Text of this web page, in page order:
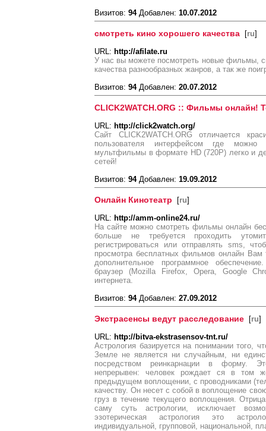
Визитов: 94Добавлен: 10.07.2012
смотреть кино хорошего качества [ru]
URL: http://afilate.ru
У нас вы можете посмотреть новые фильмы,
качества разнообразных жанров, а так же
Визитов: 94Добавлен: 20.07.2012
CLICK2WATCH.ORG :: Фильмы
URL: http://click2watch.org/
Сайт CLICK2WATCH.ORG отличается
пользователя интерфейсом где
мультфильмы в формате HD (720P) легко и
сетей!
Визитов: 94Добавлен: 19.09.2012
Онлайн Кинотеатр [ru]
URL: http://amm-online24.ru/
На сайте можно смотреть фильмы онлайн
больше не требуется проходить
регистрироваться или отправлять sms,
просмотра бесплатных фильмов онлайн Вам
дополнительное программное
браузер (Mozilla Firefox, Opera, Google
интернета.
Визитов: 94Добавлен: 27.09.2012
Экстрасенсы ведут расследование [ru]
URL: http://bitva-ekstrasensov-tnt.ru/
Астрология базируется на понимании того,
Земле не является ни случайным, ни
посредством реинкарнации в форму.
непрерывен: человек рождает­ ся в том
предыдущем воплощении, с проводниками
качеству. Он несет с собой в воплощение
груз в течение текущего воплощения.
саму суть астрологии, исключает
эзотерическая астрология это
индивидуальной, групповой, национальной,